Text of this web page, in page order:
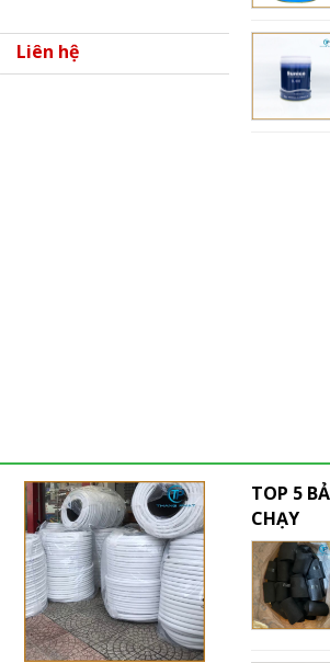
Liên hệ
TOP 5
CHẠY